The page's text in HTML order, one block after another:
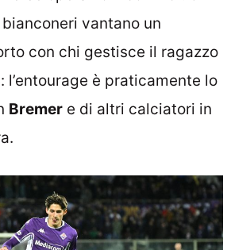
vantano un
con chi gestisce il ragazzo
l’entourage è praticamente lo
Bremer e di altri calciatori in